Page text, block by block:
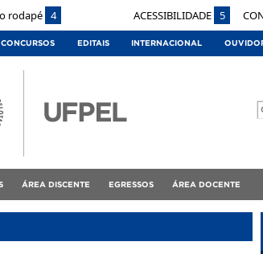
rodapé 4 ACESSIBILIDADE 5
CONCURSOS EDITAIS INTERNACIONAL
ÁREA DISCENTE EGRESSOS ÁREA DOCENTE